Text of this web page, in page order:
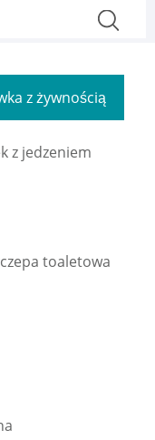
z żywnością
z jedzeniem
toaletowa